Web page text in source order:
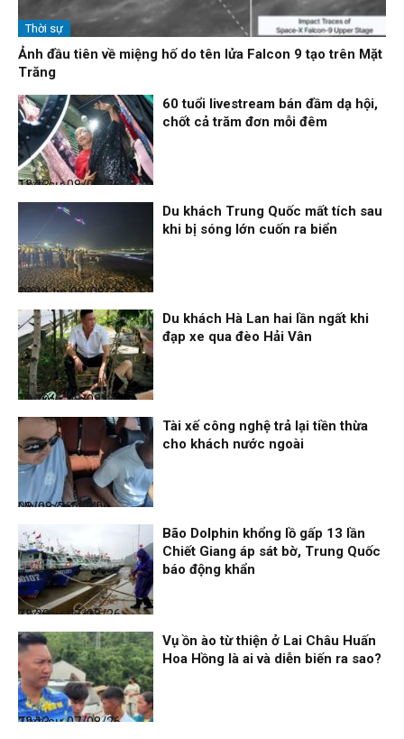
Thời sự
Ảnh đầu tiên về miệng hố do tên lửa Falcon 9 tạo trên Mặt
Trăng
Thời sự
08/08/26, 13:13
60 tuổi livestream bán đầm dạ hội,
chốt cả trăm đơn mỗi đêm
Điểm tin
08/08/26, 13:11
Du khách Trung Quốc mất tích sau
khi bị sóng lớn cuốn ra biển
Thời sự
08/08/26, 13:10
Du khách Hà Lan hai lần ngất khi
đạp xe qua đèo Hải Vân
Nhịp sống 24h
08/08/26, 09:06
Tài xế công nghệ trả lại tiền thừa
cho khách nước ngoài
Thời sự
07/08/26, 23:28
Bão Dolphin khổng lồ gấp 13 lần
Chiết Giang áp sát bờ, Trung Quốc
báo động khẩn
Thời sự
07/08/26, 22:13
Vụ ồn ào từ thiện ở Lai Châu Huấn
Hoa Hồng là ai và diễn biến ra sao?